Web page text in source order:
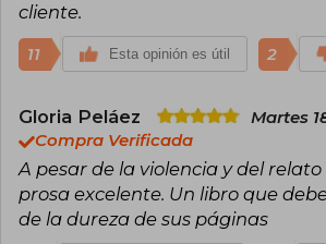
cliente.
11 Esta opinión es útil 2
Gloria Peláez
Martes
Compra Verificada
A pesar de la violencia y del
prosa excelente. Un libro que
de la dureza de sus páginas